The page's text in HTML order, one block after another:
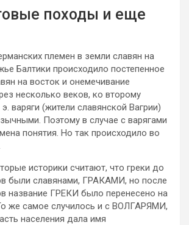
походы и еще
племен в земли славян на
Балтики происходило постепенное
на восток и онемечивание
несколько веков, ко второму
варяги (жители славянской Вагрии)
Поэтому в случае с варягами
понятия. Но так происходило во
историки считают, что греки до
были славянами, ГРАКАМИ, но после
название ГРЕКИ было перенесено на
же самое случилось и с ВОЛГАРЯМИ,
населения дала имя